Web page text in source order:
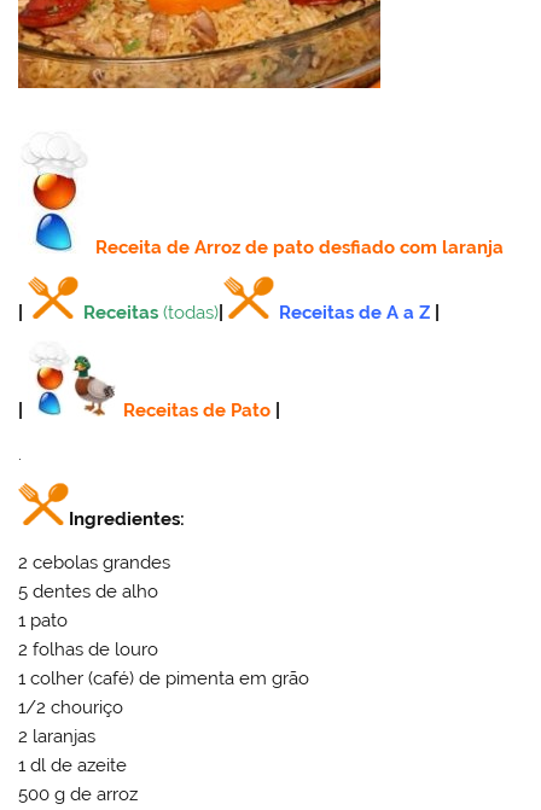
Receitade Arroz de pato desfiado com laranja
Receitas (todas) Receitas de A a Z
Receitas de Pato
.
Ingredientes:
2 cebolas grandes
5 dentes de alho
1 pato
2 folhas de louro
1 colher (café) de pimenta em grão
1/2 chouriço
2 laranjas
1 dl de azeite
500 g de arroz